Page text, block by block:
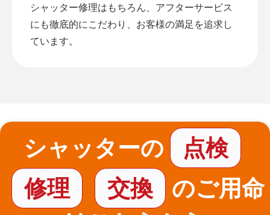
シャッター修理はもちろん、アフターサービス
にも徹底的にこだわり、お客様の満足を追求し
ています。
シャッターの
点検
修理
交換
のご用命